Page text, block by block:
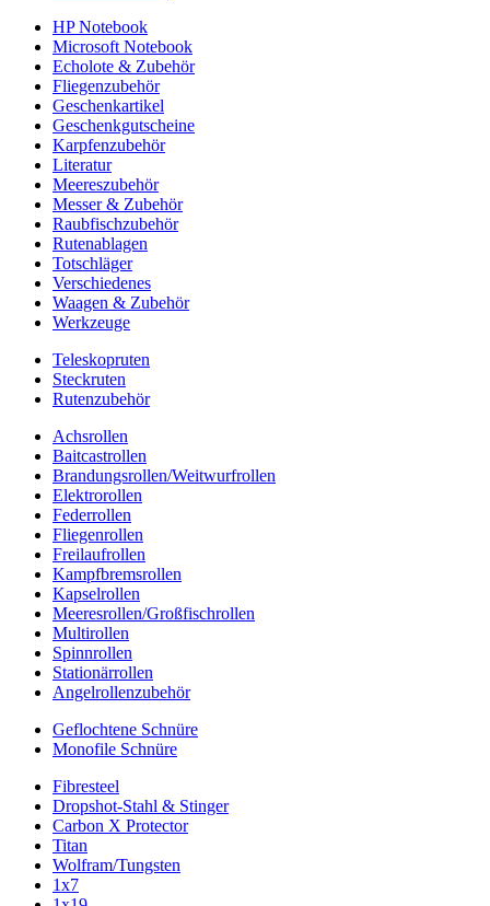
HP Notebook
Microsoft Notebook
Echolote & Zubehör
Fliegenzubehör
Geschenkartikel
Geschenkgutscheine
Karpfenzubehör
Literatur
Meereszubehör
Messer & Zubehör
Raubfischzubehör
Rutenablagen
Totschläger
Verschiedenes
Waagen & Zubehör
Werkzeuge
Teleskopruten
Steckruten
Rutenzubehör
Achsrollen
Baitcastrollen
Brandungsrollen/Weitwurfrollen
Elektrorollen
Federrollen
Fliegenrollen
Freilaufrollen
Kampfbremsrollen
Kapselrollen
Meeresrollen/Großfischrollen
Multirollen
Spinnrollen
Stationärrollen
Angelrollenzubehör
Geflochtene Schnüre
Monofile Schnüre
Fibresteel
Dropshot-Stahl & Stinger
Carbon X Protector
Titan
Wolfram/Tungsten
1x7